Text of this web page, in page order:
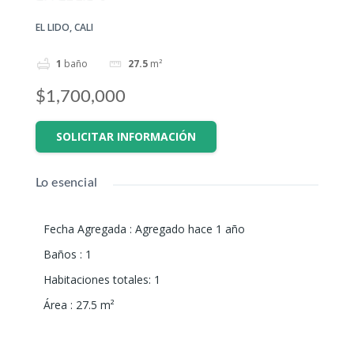
EL LIDO, CALI
1 baño 27.5 m²
$1,700,000
SOLICITAR INFORMACIÓN
Lo esencial
Fecha Agregada : Agregado hace 1 año
Baños : 1
Habitaciones totales: 1
Área : 27.5 m²